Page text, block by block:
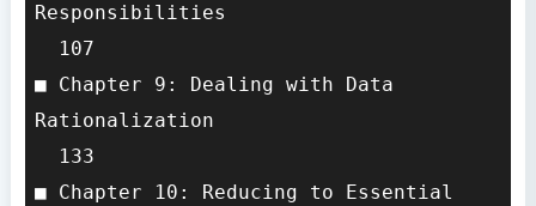
Responsibilities
  107
■ Chapter 9: Dealing with Data
Rationalization
  133
■ Chapter 10: Reducing to Essential